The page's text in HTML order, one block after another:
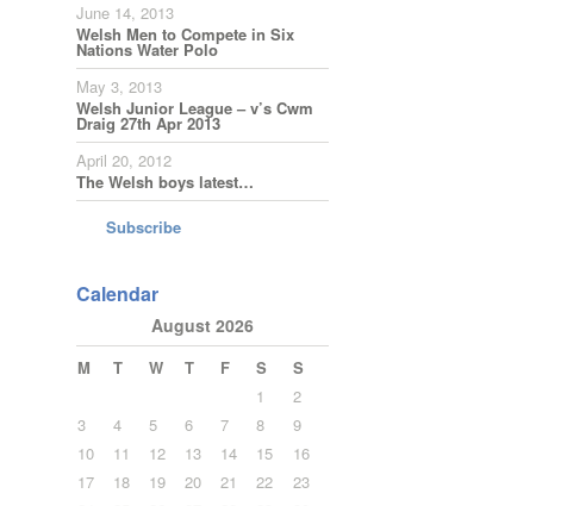
June 14, 2013
Welsh Men to Compete in Six
Nations Water Polo
May 3, 2013
Welsh Junior League – v’s Cwm
Draig 27th Apr 2013
April 20, 2012
The Welsh boys latest…
Subscribe
Calendar
August 2026
M T W T F S
S
1
2
3
4 5 6 7 8
9
10
11 12 13 14 15
16
17
18 19 20 21 22
23